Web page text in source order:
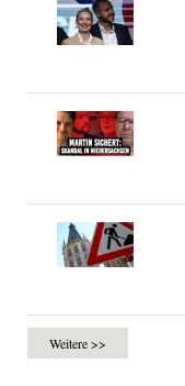
Weitere >>